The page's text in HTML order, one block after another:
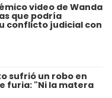
video de Wanda
que podría
conflicto judicial con
sufrió un robo en
furia: "Ni la matera